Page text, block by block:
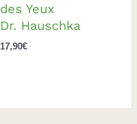
des Yeux
Dr. Hauschka
17,90€